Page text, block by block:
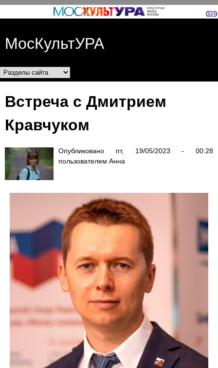
Перейти к основному
МосКультУРА
Разделы сайта
Встреча с Дмитрием
Кравчуком
Опубликовано пт, 19/05/2023 - 00:28
пользователем Анна